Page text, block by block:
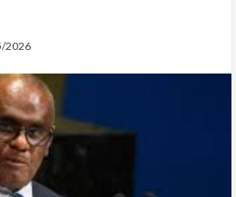
2026